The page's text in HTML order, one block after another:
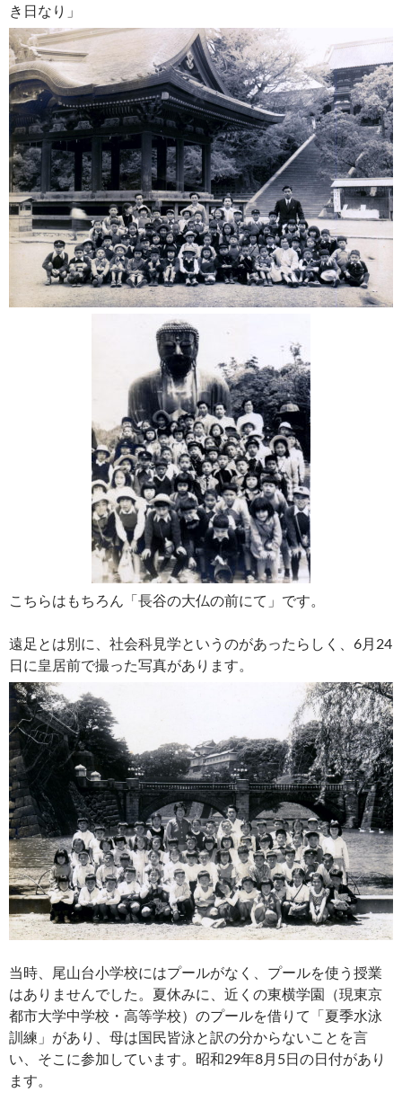
き日なり」
こちらはもちろん「長谷の大仏の前にて」です。
遠足とは別に、社会科見学というのがあったらしく、6月24
日に皇居前で撮った写真があります。
当時、尾山台小学校にはプールがなく、プールを使う授業
はありませんでした。夏休みに、近くの東横学園（現東京
都市大学中学校・高等学校）のプールを借りて「夏季水泳
訓練」があり、母は国民皆泳と訳の分からないことを言
い、そこに参加しています。昭和29年8月5日の日付があり
ます。